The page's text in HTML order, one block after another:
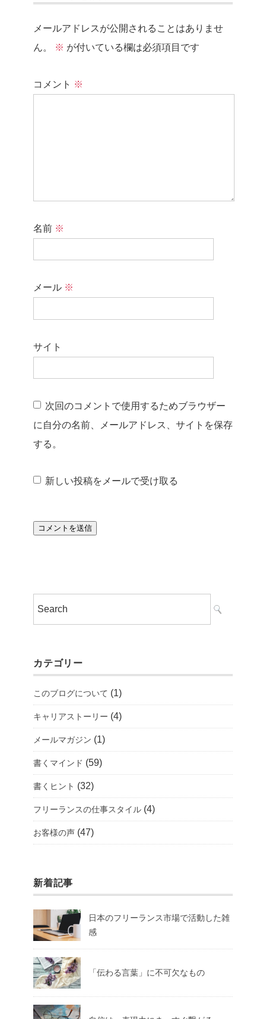
メールアドレスが公開されることはありませ
ん。
※ が付いている欄は必須項目です
コメント ※
名前 ※
メール ※
サイト
次回のコメントで使用するためブラウザー
に自分の名前、メールアドレス、サイトを保存
する。
新しい投稿をメールで受け取る
カテゴリー
このブログについて (1)
キャリアストーリー (4)
メールマガジン (1)
書くマインド (59)
書くヒント (32)
フリーランスの仕事スタイル (4)
お客様の声 (47)
新着記事
日本のフリーランス市場で活動した雑
感
「伝わる言葉」に不可欠なもの